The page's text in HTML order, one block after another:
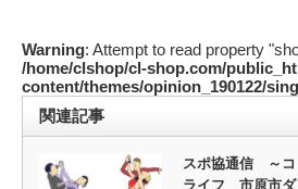
Warning: Attempt to read property
/home/clshop/cl-shop.com/
content/themes/opinion_190122/
関連記事
スポ協通信 ～コ
ライフ 市原市